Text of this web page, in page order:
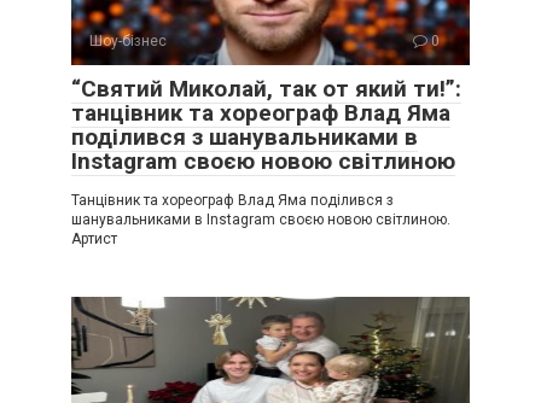
Шоу-бізнес 0
“Святий Миколай, так от який ти!”:
танцівник та хореограф Влад Яма
поділився з шанувальниками в
Instagram своєю новою світлиною
Танцівник та хореограф Влад Яма поділився з
шанувальниками в Instagram своєю новою світлиною.
Артист